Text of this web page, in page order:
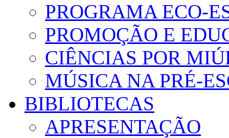
PROGRAMA ECO-
PROMOÇÃO E
CIÊNCIAS POR
MÚSICA NA PRÉ-
BIBLIOTECAS
APRESENTAÇÃO